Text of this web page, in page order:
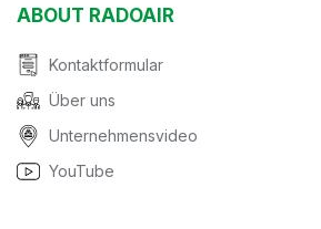
ABOUT RADOAIR
Kontaktformular
Über uns
Unternehmensvideo
YouTube